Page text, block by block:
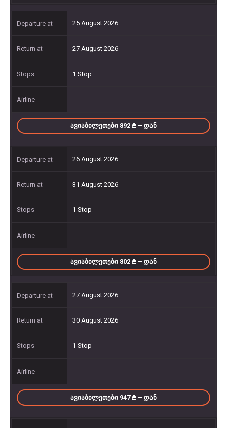
25 August 2026
27 August 2026
1 Stop
ᲐᲕᲘᲐᲑᲘᲚᲔᲗᲔᲑᲘ 892 – ᲓᲐᲜ
26 August 2026
31 August 2026
1 Stop
ᲐᲕᲘᲐᲑᲘᲚᲔᲗᲔᲑᲘ 802 – ᲓᲐᲜ
27 August 2026
30 August 2026
1 Stop
ᲐᲕᲘᲐᲑᲘᲚᲔᲗᲔᲑᲘ 947 – ᲓᲐᲜ